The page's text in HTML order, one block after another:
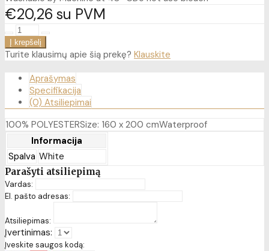
€2026 su PVM
Turite klausimų apie šią prekę? Klauskite
Aprašymas
Specifikacija
(0) Atsiliepimai
100% POLYESTERSize: 160 x 200 cmWaterproof
Informacija
Spalva White
Parašyti atsiliepimą
Vardas:
El. pašto adresas:
Atsiliepimas:
Įvertinimas:
Įveskite saugos kodą: